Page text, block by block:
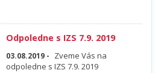
Odpoledne s IZS 7.9. 2019
03.08.2019 - Zveme Vás na
odpoledne s IZS 7.9. 2019